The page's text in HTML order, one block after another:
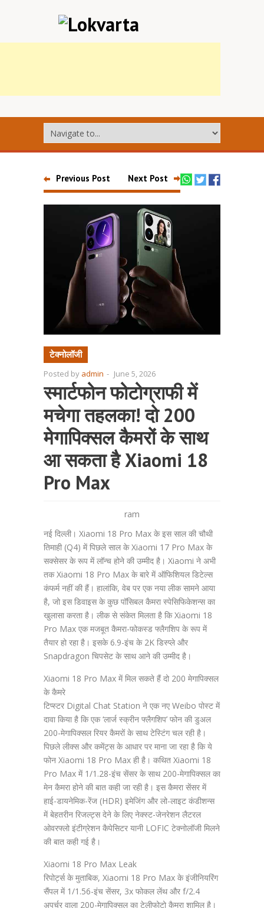
Previous Post Next Post
टेक्नोलॉजी
Posted by admin - June 5, 2026
स्मार्टफोन फोटोग्राफी में
मचेगा तहलका! दो 200
मेगापिक्सल कैमरों के साथ
आ सकता है Xiaomi 18
Pro Max
ram
नई दिल्ली। Xiaomi 18 Pro Max के इस साल की चौथी
तिमाही (Q4) में पिछले साल के Xiaomi 17 Pro Max के
सक्सेसर के रूप में लॉन्च होने की उम्मीद है। Xiaomi ने अभी
तक Xiaomi 18 Pro Max के बारे में ऑफिशियल डिटेल्स
कंफर्म नहीं की हैं। हालांकि, वेब पर एक नया लीक सामने आया
है, जो इस डिवाइस के कुछ पॉसिबल कैमरा स्पेसिफिकेशन्स का
खुलासा करता है। लीक से संकेत मिलता है कि Xiaomi 18
Pro Max एक मजबूत कैमरा-फोकस्ड फ्लैगशिप के रूप में
तैयार हो रहा है। इसके 6.9-इंच के 2K डिस्प्ले और
Snapdragon चिपसेट के साथ आने की उम्मीद है।
Xiaomi 18 Pro Max में मिल सकते हैं दो 200 मेगापिक्सल
के कैमरे
टिप्स्टर Digital Chat Station ने एक नए Weibo पोस्ट में
दावा किया है कि एक ‘लार्ज स्क्रीन फ्लैगशिप’ फोन की डुअल
200-मेगापिक्सल रियर कैमरों के साथ टेस्टिंग चल रही है।
पिछले लीक्स और कमेंट्स के आधार पर माना जा रहा है कि ये
फोन Xiaomi 18 Pro Max ही है। कथित Xiaomi 18
Pro Max में 1/1.28-इंच सेंसर के साथ 200-मेगापिक्सल का
मेन कैमरा होने की बात कही जा रही है। इस कैमरा सेंसर में
हाई-डायनेमिक-रेंज (HDR) इमेजिंग और लो-लाइट कंडीशन्स
में बेहतरीन रिजल्ट्स देने के लिए नेक्स्ट-जेनरेशन लैटरल
ओवरफ्लो इंटीग्रेशन कैपेसिटर यानी LOFIC टेक्नोलॉजी मिलने
की बात कही गई है।
Xiaomi 18 Pro Max Leak
रिपोर्ट्स के मुताबिक, Xiaomi 18 Pro Max के इंजीनियरिंग
सैंपल में 1/1.56-इंच सेंसर, 3x फोकल लेंथ और f/2.4
अपर्चर वाला 200-मेगापिक्सल का टेलीफोटो कैमरा शामिल है।